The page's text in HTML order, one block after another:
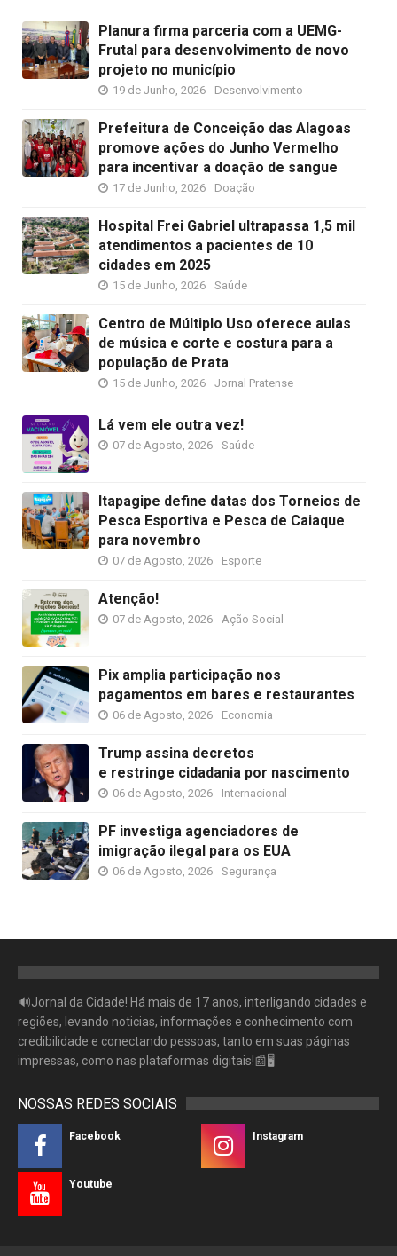
Planura firma parceria com a UEMG-
Frutal para desenvolvimento de novo
projeto no município
19 de Junho, 2026 Desenvolvimento
Prefeitura de Conceição das Alagoas
promove ações do Junho Vermelho
para incentivar a doação de sangue
17 de Junho, 2026 Doação
Hospital Frei Gabriel ultrapassa 1,5 mil
atendimentos a pacientes de 10
cidades em 2025
15 de Junho, 2026 Saúde
Centro de Múltiplo Uso oferece aulas
de música e corte e costura para a
população de Prata
15 de Junho, 2026 Jornal Pratense
Lá vem ele outra vez!
07 de Agosto, 2026 Saúde
Itapagipe define datas dos Torneios de
Pesca Esportiva e Pesca de Caiaque
para novembro
07 de Agosto, 2026 Esporte
Atenção!
07 de Agosto, 2026 Ação Social
Pix amplia participação nos
pagamentos em bares e restaurantes
06 de Agosto, 2026 Economia
Trump assina decretos
e restringe cidadania por nascimento
06 de Agosto, 2026 Internacional
PF investiga agenciadores de
imigração ilegal para os EUA
06 de Agosto, 2026 Segurança
🔊Jornal da Cidade! Há mais de 17 anos, interligando cidades e
regiões, levando noticias, informações e conhecimento com
credibilidade e conectando pessoas, tanto em suas páginas
impressas, como nas plataformas digitais!📰🖥
NOSSAS REDES SOCIAIS
Facebook Instagram
Youtube